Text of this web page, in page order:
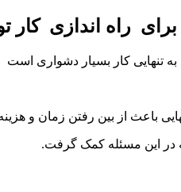
راه اندازی کار تولیدی با
به تنهایی کار بسیار دشواری است
باعث از بین رفتن زمان و
در این مسئله کمک گرفت.